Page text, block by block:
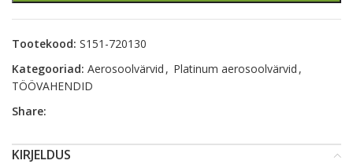
Tootekood: S151-720130
Kategooriad: Aerosoolvärvid , Platinum aerosoolvärvid ,
TÖÖVAHENDID
Share:
KIRJELDUS